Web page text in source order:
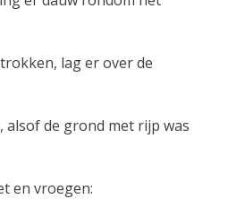
lag er over de
de grond met rijp was
en vroegen: